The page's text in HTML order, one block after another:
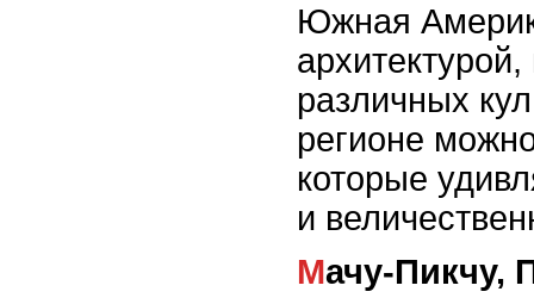
Южная
различных
регионе
которые
и
Мачу-Пикчу,